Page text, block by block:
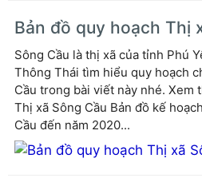
Bản đồ quy hoạch Thị
Sông Cầu là thị xã của tỉnh Phú
Thông Thái tìm hiểu quy hoạch
Cầu trong bài viết này nhé. Xem
Thị xã Sông Cầu Bản đồ kế
Cầu đến năm 2020...